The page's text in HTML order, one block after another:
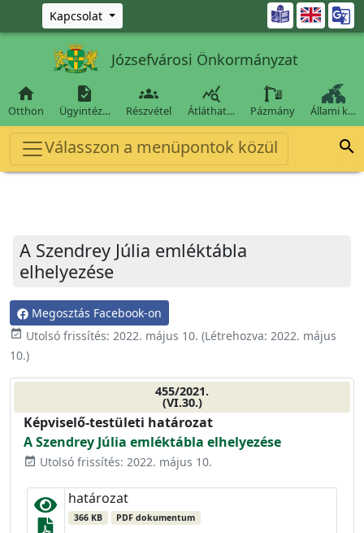
Ugrás a fő tartalomra
Kapcsolat 
Józsefvárosi Önkormányzat

Otthon

Ügyintéz…

Részvétel

Átláthat… Pázmány Állami k…
Válasszon a menüpontok közül 
A Szendrey Júlia emléktábla
elhelyezése
Megosztás Facebook-on
event_available Utolsó frissítés: 2022. május 10. (Létrehozva: 2022. május
10.)
455/2021.
(VI.30.)
Képviselő-testületi határozat
A Szendrey Júlia emléktábla elhelyezése
event_available Utolsó frissítés: 2022. május 10.
határozat
366 KB PDF dokumentum